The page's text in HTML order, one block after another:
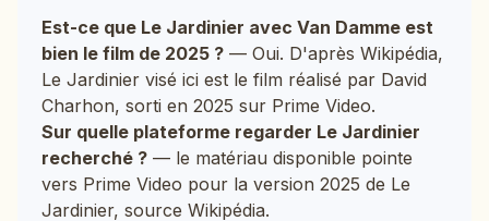
Est-ce que Le Jardinier avec Van Damme est
bien le film de 2025 ? — Oui. D'après Wikipédia,
Le Jardinier visé ici est le film réalisé par David
Charhon, sorti en 2025 sur Prime Video.
Sur quelle plateforme regarder Le Jardinier
recherché ? — le matériau disponible pointe
vers Prime Video pour la version 2025 de Le
Jardinier, source Wikipédia.